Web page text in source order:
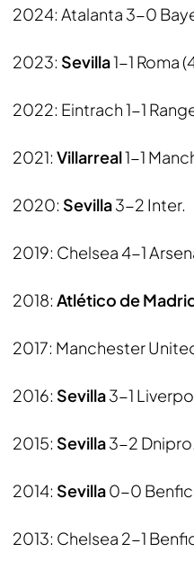
2024: Atalanta 3-0
2023: Sevilla1-1 Roma
2022: Eintrach 1-1
2021: Villarreal1-1
2020: Sevilla3-2 Inter.
2019: Chelsea 4-1
2018: Atlético de
2017: Manchester
2016: Sevilla3-1
2015: Sevilla3-2 Dnipro.
2014: Sevilla0-0
2013: Chelsea 2-1